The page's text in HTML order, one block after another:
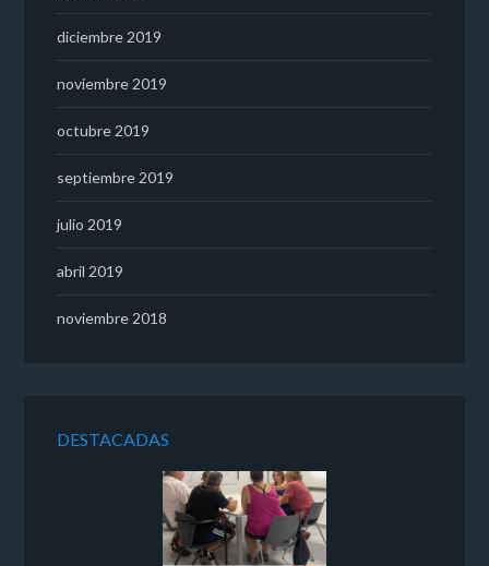
diciembre 2019
noviembre 2019
octubre 2019
septiembre 2019
julio 2019
abril 2019
noviembre 2018
DESTACADAS